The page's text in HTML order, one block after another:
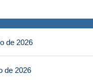
de 2026
de 2026